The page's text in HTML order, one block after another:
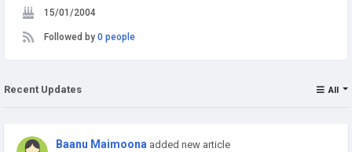
15/01/2004
Followed by 0 people
Recent Updates All
Baanu Maimoona added new article